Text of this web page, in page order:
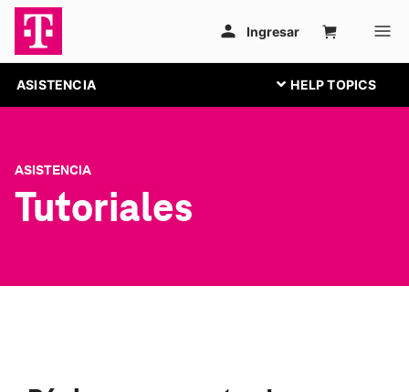
ASISTENCIA
ASISTENCIA
Tutoriales